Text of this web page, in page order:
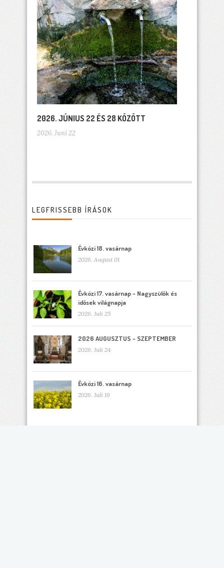
2026. JÚNIUS 22 ÉS 28 KÖZÖTT
2026. Juni 22
LEGFRISSEBB ÍRÁSOK
Évközi 18. vasárnap
2026. August 01
Évközi 17. vasárnap – Nagyszülők és
idősek világnapja
2026. Juli 25
2026 AUGUSZTUS – SZEPTEMBER
2026. Juli 24
Évközi 16. vasárnap
2026. Juli 19